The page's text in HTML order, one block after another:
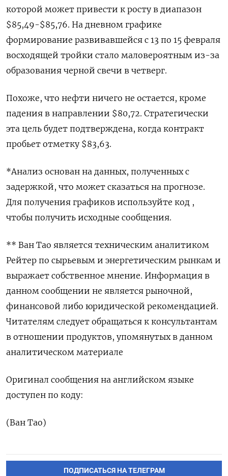
которой может привести к росту в диапазон
$85,49-$85,76. На дневном графике
формирование развивавшейся с 13 по 15 февраля
восходящей тройки стало маловероятным из-за
образования черной свечи в четверг.
Похоже, что нефти ничего не остается, кроме
падения в направлении $80,72. Стратегически
эта цель будет подтверждена, когда контракт
пробьет отметку $83,63.
*Анализ основан на данных, полученных с
задержкой, что может сказаться на прогнозе.
Для получения графиков используйте код ,
чтобы получить исходные сообщения.
** Ван Тао является техническим аналитиком
Рейтер по сырьевым и энергетическим рынкам и
выражает собственное мнение. Информация в
данном сообщении не является рыночной,
финансовой либо юридической рекомендацией.
Читателям следует обращаться к консультантам
в отношении продуктов, упомянутых в данном
аналитическом материале
Оригинал сообщения на английском языке
доступен по коду:
(Ван Тао)
ПОДПИСАТЬСЯ НА ТЕЛЕГРАМ